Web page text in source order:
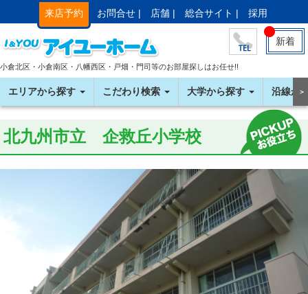
来店予約 お問合せ | 店舗 | 総合サイト | 採用
新着
小倉北区・小倉南区・八幡西区・戸畑・門司等のお部屋探しはお任せ!!
エリアから探す こだわり検索 大学から探す 沿線か＞
北九州市立 企救丘小学校